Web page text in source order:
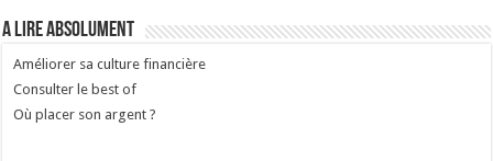
A lire absolument
Améliorer sa culture financière
Consulter le best of
Où placer son argent ?